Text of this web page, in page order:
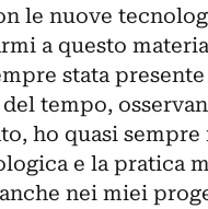
le nuove
a questo
stata
tempo,
ho quasi
e la pratica
nei miei